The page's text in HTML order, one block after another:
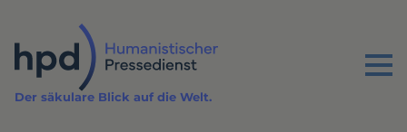
Inhalt
Menu
Der säkulare Blick auf die Welt.